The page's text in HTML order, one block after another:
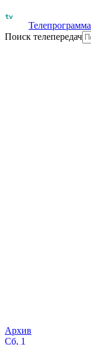
Телепрограмма
Поиск телепередач
Архив
Сб, 1